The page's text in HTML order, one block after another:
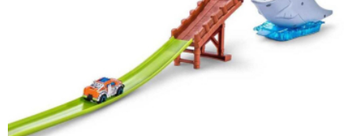
Posteljine, vrećice i baldahini
Igračke za bebe i decu